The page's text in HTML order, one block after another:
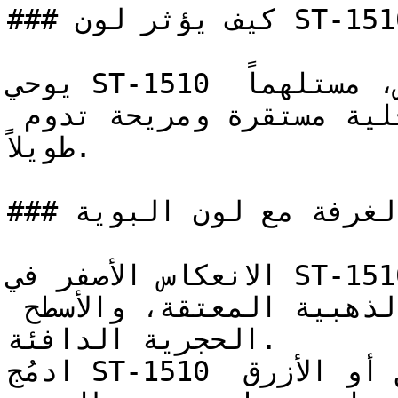
### كيف يؤثر لون ST-1510 على الإضاءة واتساع الغرفة؟
يوحي ST-1510 بالموثوقية والارتباط بالأرض، مستلهماً
طويلاً.
### كيف أنسق ديكور الغرفة مع لون البوية ST-1510؟
الانعكاس الأصفر في ST-1510 يجعله يتكامل بروعة مع
الحجرية الدافئة.
ادمُج ST-1510 مع الأخضر الغابي العميق أو الأزرق